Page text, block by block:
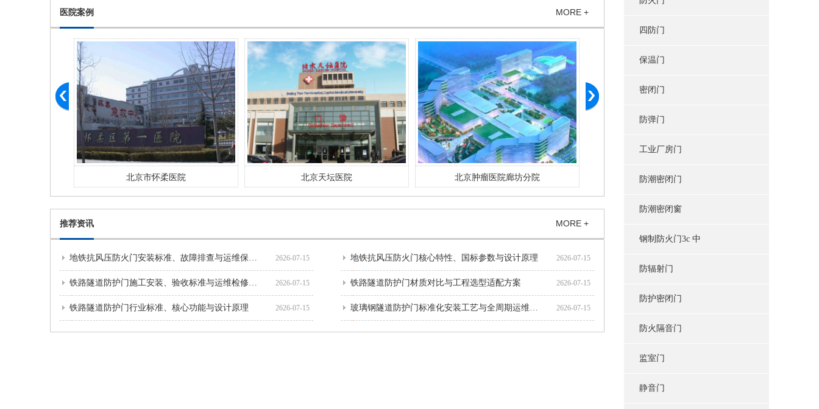
医院案例 MORE +
北京市怀柔医院 北京天坛医院 北京肿瘤医院廊坊分院 廊坊市人民医院
推荐资讯 MORE +
地铁抗风压防火门安装标准、故障排查与运维保养方案 2626-07-15 地铁抗风压防火门核心特性、国标参数与设计原理 2626-07-15
铁路隧道防护门施工安装、验收标准与运维检修规范 2626-07-15 铁路隧道防护门材质对比与工程选型适配方案 2626-07-15
铁路隧道防护门行业标准、核心功能与设计原理 2626-07-15 玻璃钢隧道防护门标准化安装工艺与全周期运维指南 2626-07-15
四防门
保温门
密闭门
防弹门
工业厂房门
防潮密闭门
防潮密闭窗
钢制防火门3c 中
防辐射门
防护密闭门
防火隔音门
监室门
静音门